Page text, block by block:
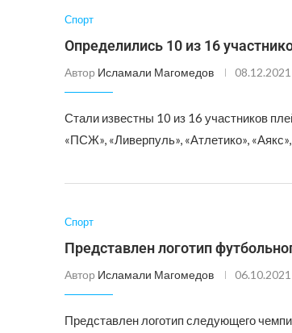
Спорт
Определились 10 из 16
Автор Исламали Магомедов 08.12.2021
Стали известны 10 из 16 участников
«ПСЖ», «Ливерпуль», «Атлетико»,
Спорт
Представлен логотип
Автор Исламали Магомедов 06.10.2021
Представлен логотип следующего